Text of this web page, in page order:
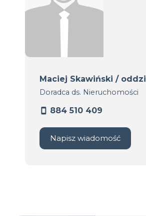
Maciej Skawiński /
Doradca ds. Nieruchomości
884 510 409
Napisz wiadomość